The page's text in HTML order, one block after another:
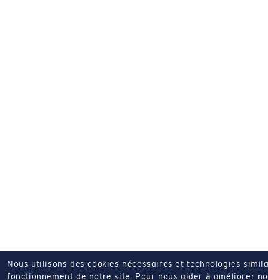
Nous utilisons des cookies nécessaires et technologies
fonctionnement de notre site. Pour nous aider à améliorer